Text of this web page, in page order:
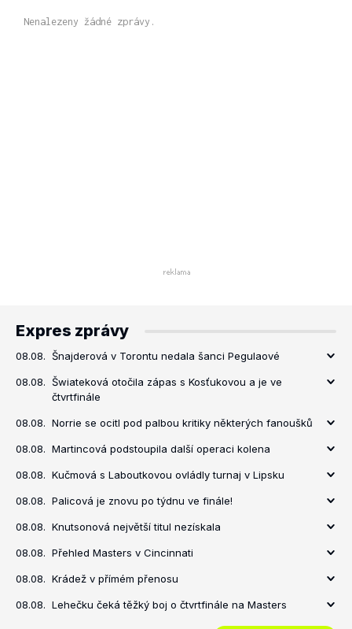
Nenalezeny žádné zprávy.
Expres zprávy
08.08. Šnajderová v Torontu nedala šanci Pegulaové
08.08. Šwiateková otočila zápas s Kosťukovou a je ve
čtvrtfinále
08.08. Norrie se ocitl pod palbou kritiky některých fanoušků
08.08. Martincová podstoupila další operaci kolena
08.08. Kučmová s Laboutkovou ovládly turnaj v Lipsku
08.08. Palicová je znovu po týdnu ve finále!
08.08. Knutsonová největší titul nezískala
08.08. Přehled Masters v Cincinnati
08.08. Krádež v přímém přenosu
08.08. Lehečku čeká těžký boj o čtvrtfinále na Masters